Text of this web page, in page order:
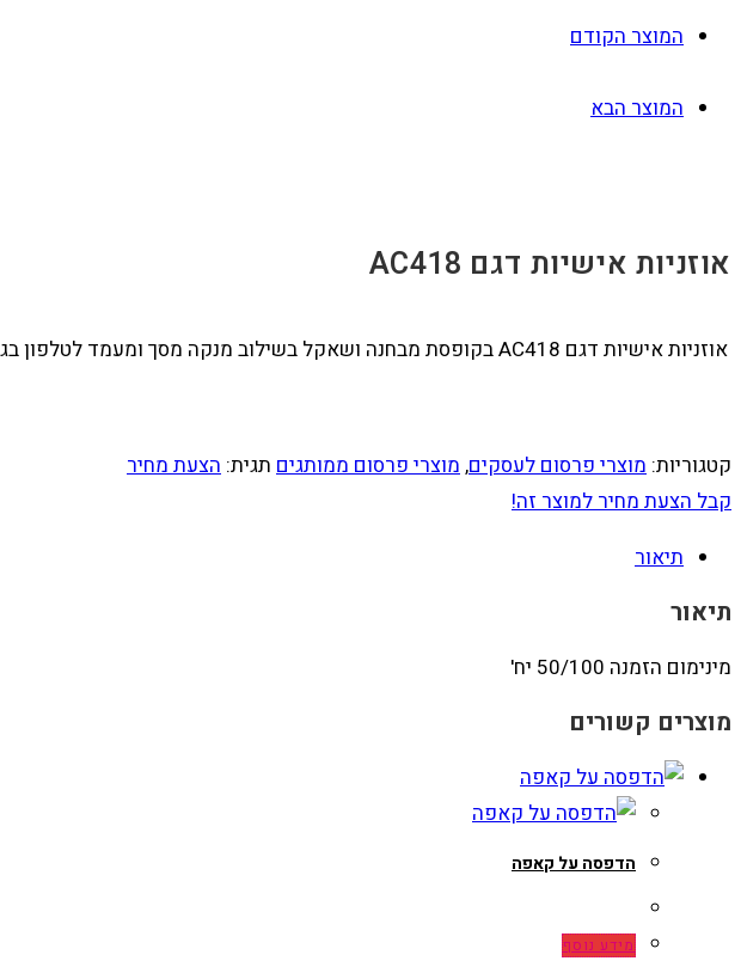
המוצר הקודם
המוצר הבא
אוזניות אישיות דגם AC418
אוזניות אישיות דגם AC418 בקופסת מבחנה ושאקל בשילוב מנקה מסך ומעמד לטלפון בגודל 10.5*2.5*2.5 ס"מ, במגוון צבעים, כולל מיתוג לוגו צבע אחד
קטגוריות: מוצרי פרסום לעסקים, מוצרי פרסום ממותגים תגית: הצעת מחיר
קבל הצעת מחיר למוצר זה!
תיאור
תיאור
מינימום הזמנה 50/100 יח'
מוצרים קשורים
הדפסה על קאפה
מידע נוסף